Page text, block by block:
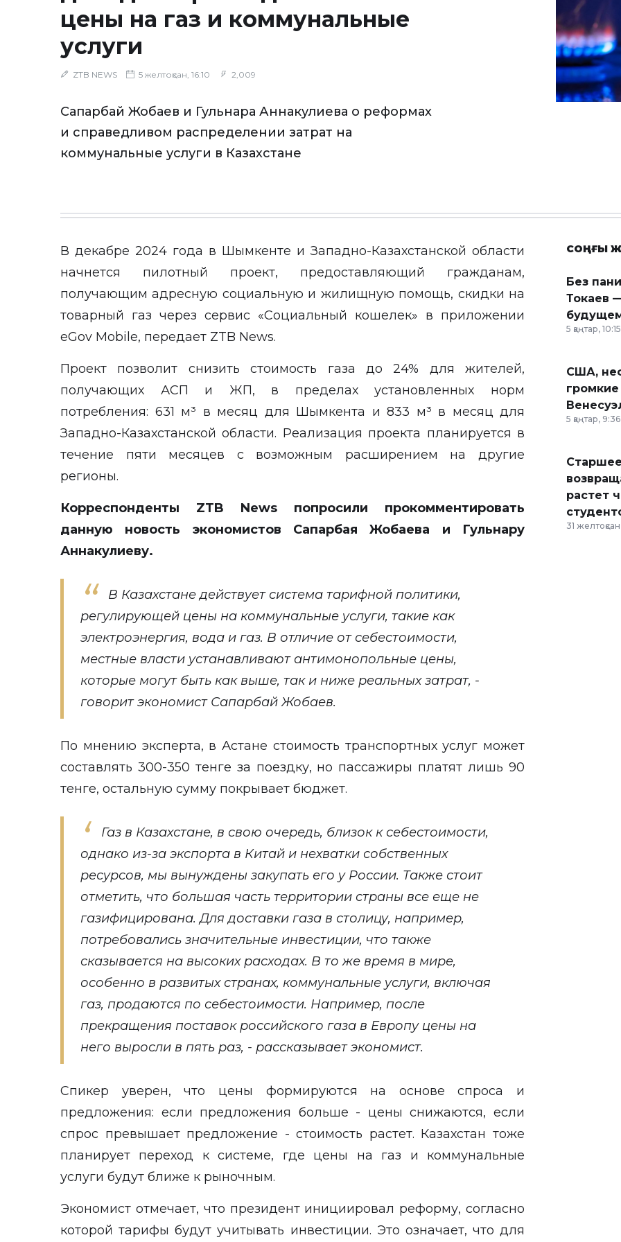
цены на газ и коммунальные
услуги
ZTB NEWS 5 желтоқсан, 16:10 2,009
Сапарбай Жобаев и Гульнара Аннакулиева о реформах
и справедливом распределении затрат на
коммунальные услуги в Казахстане
В декабре 2024 года в Шымкенте и Западно-Казахстанской области
начнется пилотный проект, предоставляющий гражданам,
получающим адресную социальную и жилищную помощь, скидки на
товарный газ через сервис «Социальный кошелек» в приложении
eGov Mobile, передает ZTB News.
Проект позволит снизить стоимость газа до 24% для жителей,
получающих АСП и ЖП, в пределах установленных норм
потребления: 631 м³ в месяц для Шымкента и 833 м³ в месяц для
Западно-Казахстанской области. Реализация проекта планируется в
течение пяти месяцев с возможным расширением на другие
регионы.
Корреспонденты ZTB News попросили прокомментировать
данную новость экономистов Сапарбая Жобаева и Гульнару
Аннакулиеву.
В Казахстане действует система тарифной политики,
регулирующей цены на коммунальные услуги, такие как
электроэнергия, вода и газ. В отличие от себестоимости,
местные власти устанавливают антимонопольные цены,
которые могут быть как выше, так и ниже реальных затрат, -
говорит экономист Сапарбай Жобаев.
По мнению эксперта, в Астане стоимость транспортных услуг может
составлять 300-350 тенге за поездку, но пассажиры платят лишь 90
тенге, остальную сумму покрывает бюджет.
Газ в Казахстане, в свою очередь, близок к себестоимости,
однако из-за экспорта в Китай и нехватки собственных
ресурсов, мы вынуждены закупать его у России. Также стоит
отметить, что большая часть территории страны все еще не
газифицирована. Для доставки газа в столицу, например,
потребовались значительные инвестиции, что также
сказывается на высоких расходах. В то же время в мире,
особенно в развитых странах, коммунальные услуги, включая
газ, продаются по себестоимости. Например, после
прекращения поставок российского газа в Европу цены на
него выросли в пять раз, - рассказывает экономист.
Спикер уверен, что цены формируются на основе спроса и
предложения: если предложения больше - цены снижаются, если
спрос превышает предложение - стоимость растет. Казахстан тоже
планирует переход к системе, где цены на газ и коммунальные
услуги будут ближе к рыночным.
Экономист отмечает, что президент инициировал реформу, согласно
которой тарифы будут учитывать инвестиции. Это означает, что для
СОҢҒЫ
Без
Токаев
5 қаңтар, 10:15
США,
5 қаңтар, 9:36
растет
31